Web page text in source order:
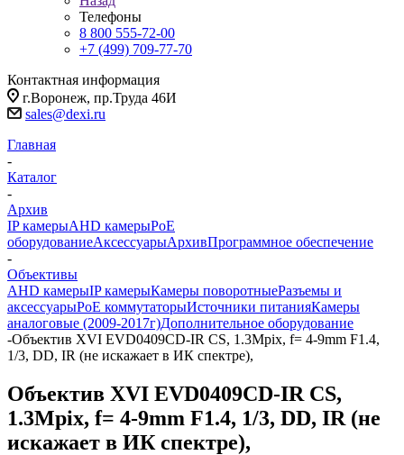
Телефоны
8 800 555-72-00
+7 (499) 709-77-70
Контактная информация
г.Воронеж, пр.Труда 46И
sales@dexi.ru
Главная
-
Каталог
-
Архив
IP камерыAHD камерыPoE
оборудованиеАксессуарыАрхивПрограммное обеспечение
-
Объективы
AHD камерыIP камерыКамеры поворотныеРазъемы и
аксессуарыPoE коммутаторыИсточники питанияКамеры
аналоговые (2009-2017г)Дополнительное оборудование
-Объектив XVI EVD0409CD-IR CS, 1.3Mpix, f= 4-9mm F1.4,
1/3, DD, IR (не искажает в ИК спектре),
Объектив XVI EVD0409CD-IR CS,
1.3Mpix, f= 4-9mm F1.4, 1/3, DD, IR (не
искажает в ИК спектре),